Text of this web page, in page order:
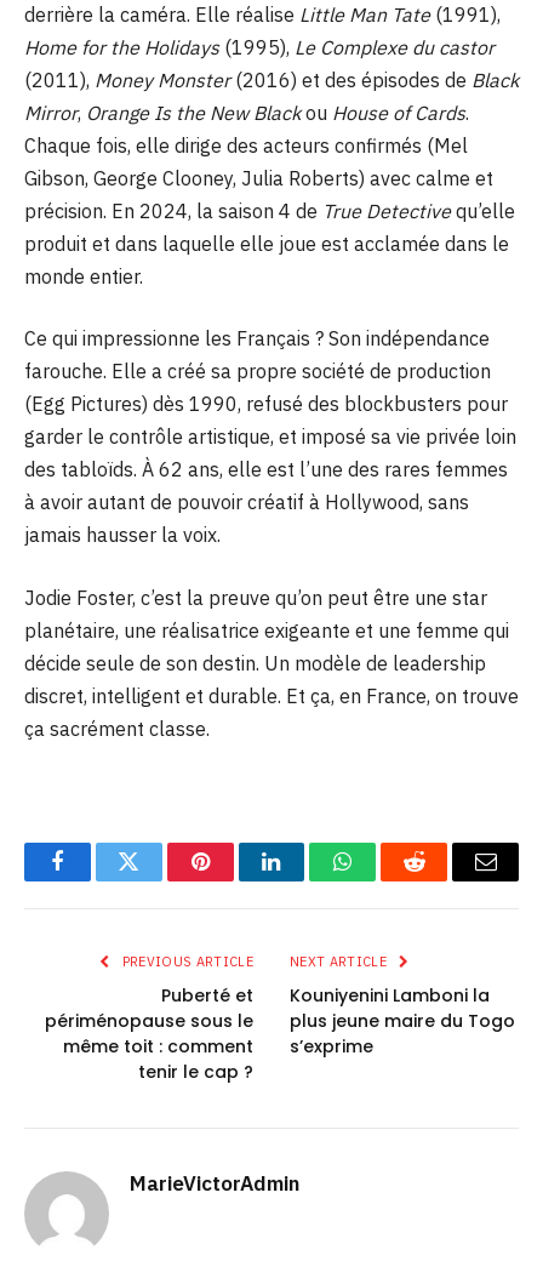
derrière la caméra. Elle réalise Little Man Tate(1991),
Home for the Holidays(1995), Le Complexe du castor
(2011), Money Monster(2016) et des épisodes de Black
Mirror, Orange Is the New Blackou House of Cards.
Chaque fois, elle dirige des acteurs confirmés (Mel
Gibson, George Clooney, Julia Roberts) avec calme et
précision. En 2024, la saison 4 de True Detectivequ’elle
produit et dans laquelle elle joue est acclamée dans le
monde entier.
Ce qui impressionne les Français ? Son indépendance
farouche. Elle a créé sa propre société de production
(Egg Pictures) dès 1990, refusé des blockbusters pour
garder le contrôle artistique, et imposé sa vie privée loin
des tabloïds. À 62 ans, elle est l’une des rares femmes
à avoir autant de pouvoir créatif à Hollywood, sans
jamais hausser la voix.
Jodie Foster, c’est la preuve qu’on peut être une star
planétaire, une réalisatrice exigeante et une femme qui
décide seule de son destin. Un modèle de leadership
discret, intelligent et durable. Et ça, en France, on trouve
ça sacrément classe.
FacebookTwitter PinterestLinkedInWhatsAppReddit Email
PREVIOUS ARTICLE
Puberté et
périménopause sous le
même toit : comment
tenir le cap ?
NEXT ARTICLE
Kouniyenini Lamboni la
plus jeune maire du Togo
s’exprime
MarieVictorAdmin